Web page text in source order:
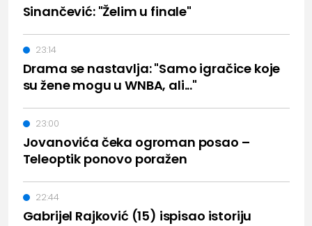
Sinančević: "Želim u finale"
Drama se nastavlja: "Samo igračice koje
su žene mogu u WNBA, ali..."
23:14
Jovanovića čeka ogroman posao –
Teleoptik ponovo poražen
23:00
Gabrijel Rajković (15) ispisao istoriju
22:44